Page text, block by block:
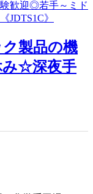
製品の機
み☆深夜手